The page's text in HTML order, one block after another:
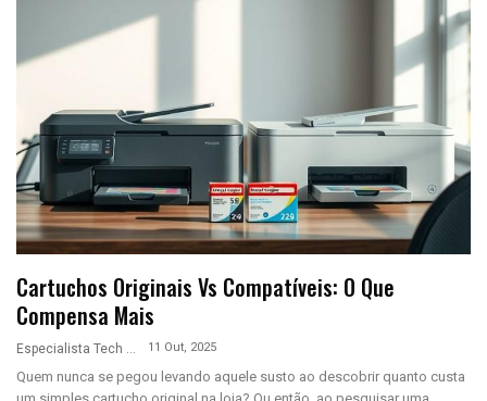
Cartuchos Originais Vs Compatíveis: O Que
Compensa Mais
11 Out, 2025
Quem nunca se pegou levando aquele susto ao descobrir quanto custa